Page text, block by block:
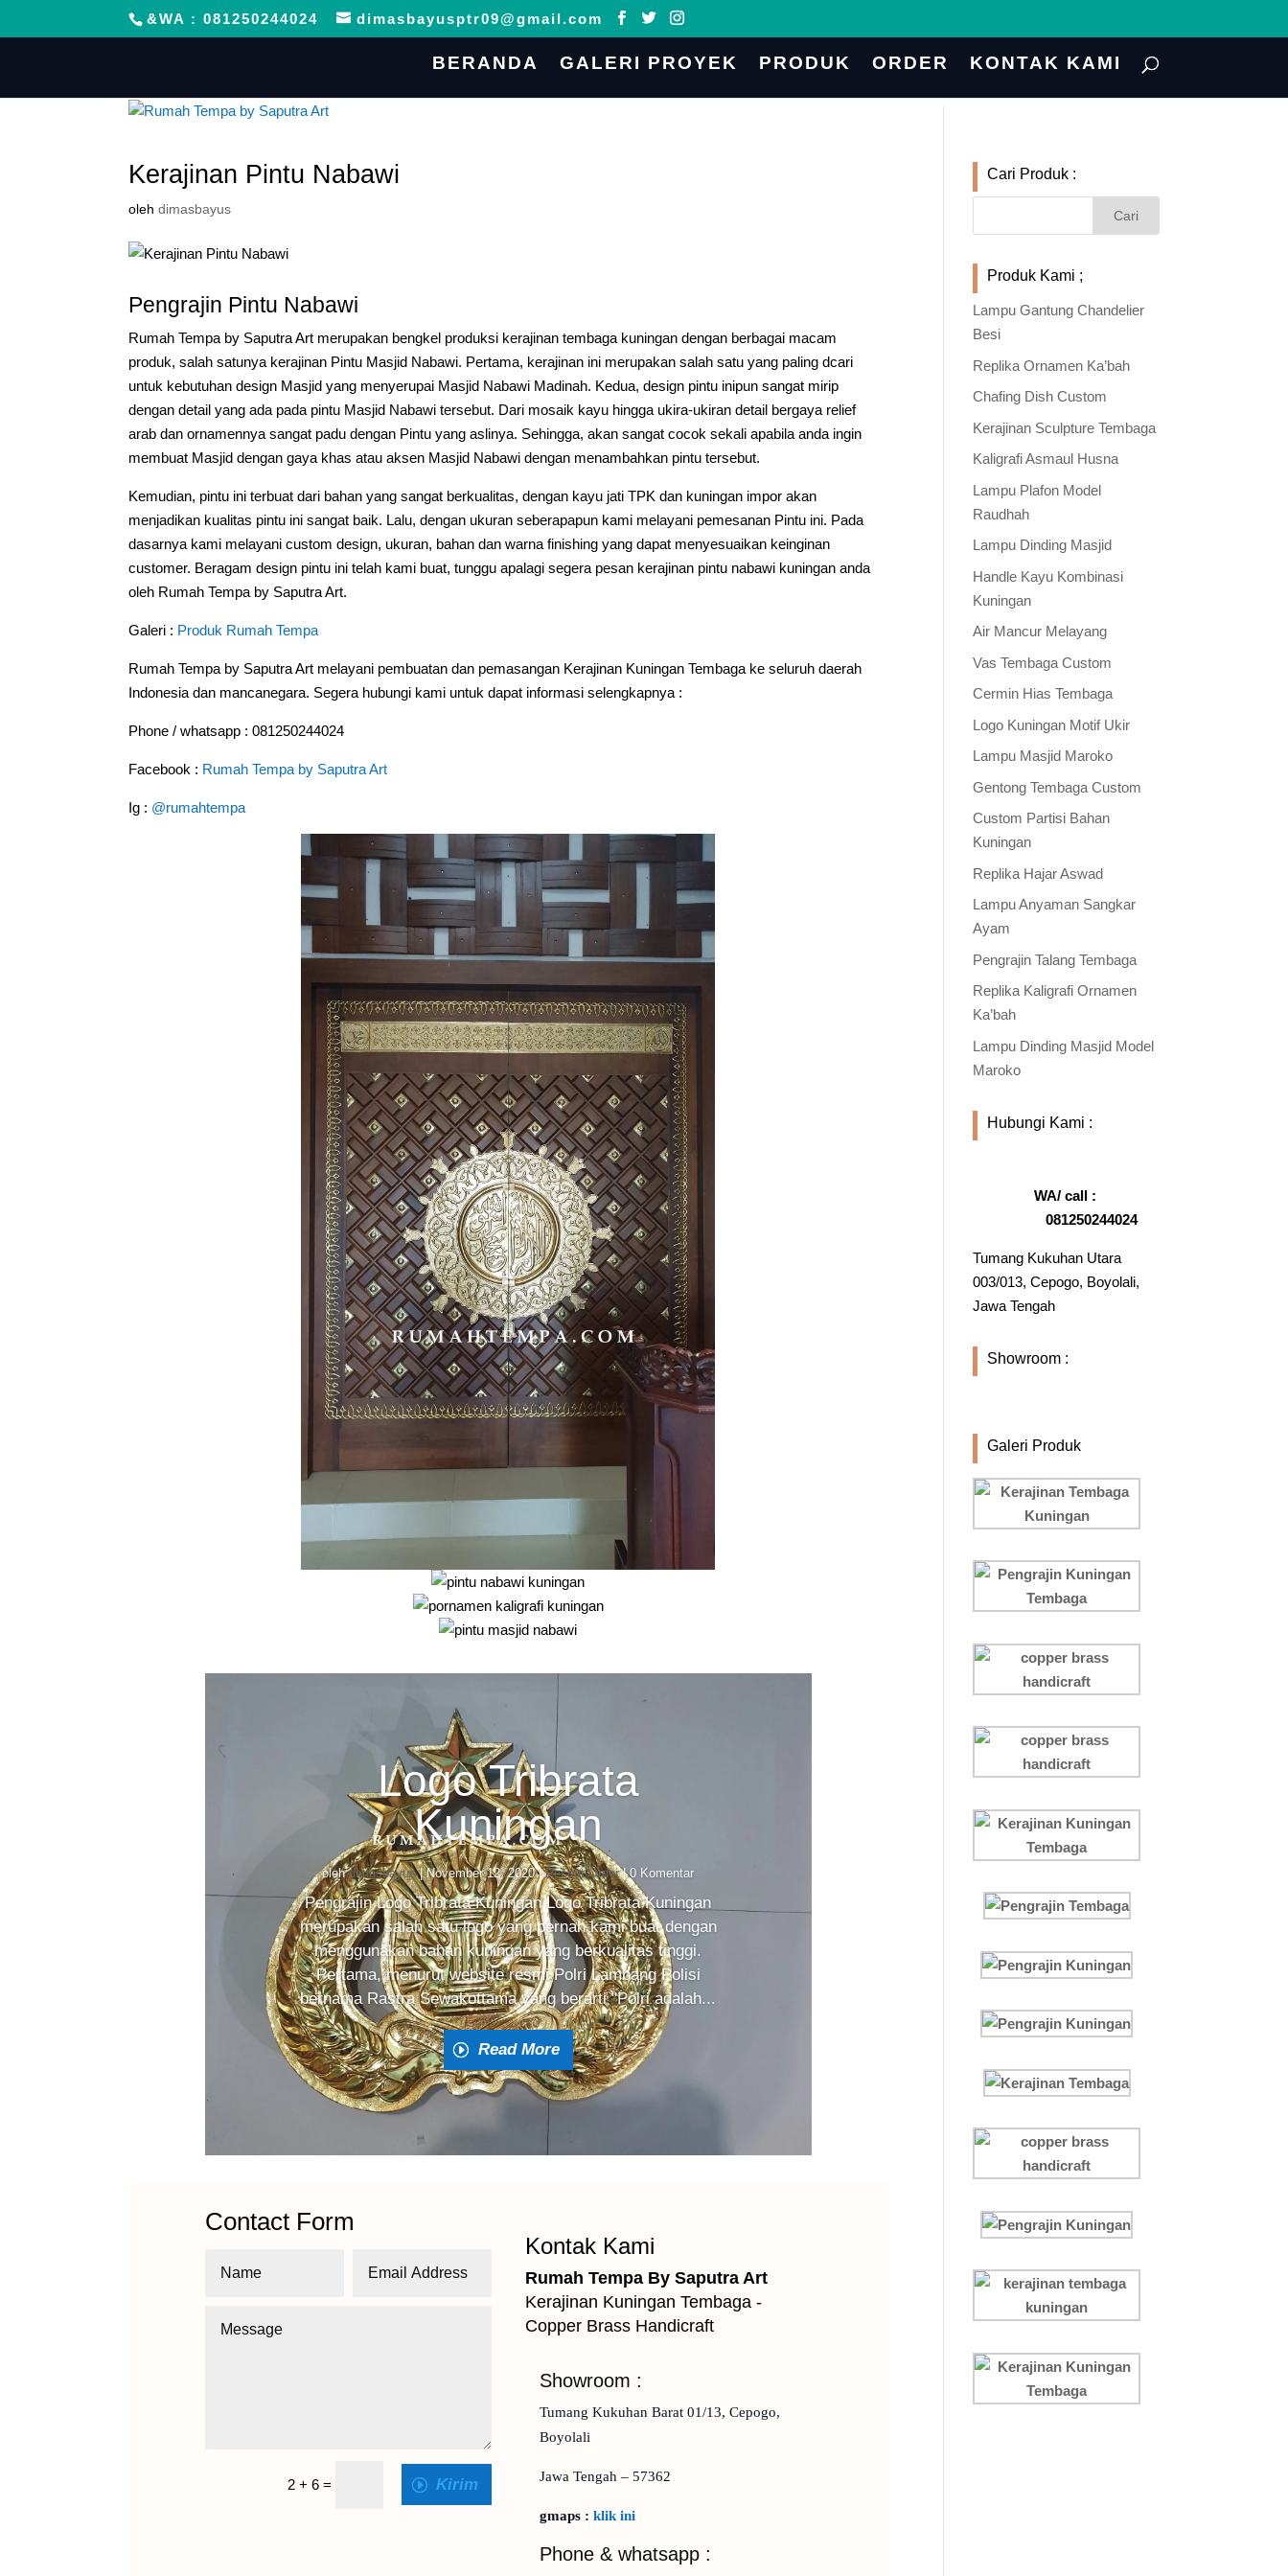
&WA : 081250244024 dimasbayusptr09@gmail.com
BERANDA GALERI PROYEK PRODUK ORDER KONTAK KAMI
Kerajinan Pintu Nabawi
olehdimasbayus
Pengrajin Pintu Nabawi
Rumah Tempa by Saputra Art merupakan bengkel produksi kerajinan tembaga kuningan dengan berbagai macam
produk, salah satunya kerajinan Pintu Masjid Nabawi. Pertama, kerajinan ini merupakan salah satu yang paling dcari
untuk kebutuhan design Masjid yang menyerupai Masjid Nabawi Madinah. Kedua, design pintu inipun sangat mirip
dengan detail yang ada pada pintu Masjid Nabawi tersebut. Dari mosaik kayu hingga ukira-ukiran detail bergaya relief
arab dan ornamennya sangat padu dengan Pintu yang aslinya. Sehingga, akan sangat cocok sekali apabila anda ingin
membuat Masjid dengan gaya khas atau aksen Masjid Nabawi dengan menambahkan pintu tersebut.
Kemudian, pintu ini terbuat dari bahan yang sangat berkualitas, dengan kayu jati TPK dan kuningan impor akan
menjadikan kualitas pintu ini sangat baik. Lalu, dengan ukuran seberapapun kami melayani pemesanan Pintu ini. Pada
dasarnya kami melayani custom design, ukuran, bahan dan warna finishing yang dapat menyesuaikan keinginan
customer. Beragam design pintu ini telah kami buat, tunggu apalagi segera pesan kerajinan pintu nabawi kuningan anda
oleh Rumah Tempa by Saputra Art.
Galeri : Produk Rumah Tempa
Rumah Tempa by Saputra Art melayani pembuatan dan pemasangan Kerajinan Kuningan Tembaga ke seluruh daerah
Indonesia dan mancanegara. Segera hubungi kami untuk dapat informasi selengkapnya :
Phone / whatsapp : 081250244024
Facebook : Rumah Tempa by Saputra Art
Ig : @rumahtempa
Logo Tribrata
Kuningan
olehdimasbayus|November 12, 2020|Recent Order| 0 Komentar
Pengrajin Logo Tribrata Kuningan Logo Tribrata Kuningan
merupakan salah satu logo yang pernah kami buat dengan
menggunakan bahan kuningan yang berkualitas tinggi.
Pertama, menurut website resmi Polri Lambang Polisi
bernama Rastra Sewakottama yang berarti "Polri adalah...
Read More
Contact Form
2 + 6= Kirim
Kontak Kami
Rumah Tempa By Saputra Art
Kerajinan Kuningan Tembaga -
Copper Brass Handicraft
Showroom :
Tumang Kukuhan Barat 01/13, Cepogo,
Boyolali
Jawa Tengah – 57362
gmaps : klik ini
Phone & whatsapp :
Cari Produk :
Produk Kami ;
Lampu Gantung Chandelier
Besi
Replika Ornamen Ka’bah
Chafing Dish Custom
Kerajinan Sculpture Tembaga
Kaligrafi Asmaul Husna
Lampu Plafon Model
Raudhah
Lampu Dinding Masjid
Handle Kayu Kombinasi
Kuningan
Air Mancur Melayang
Vas Tembaga Custom
Cermin Hias Tembaga
Logo Kuningan Motif Ukir
Lampu Masjid Maroko
Gentong Tembaga Custom
Custom Partisi Bahan
Kuningan
Replika Hajar Aswad
Lampu Anyaman Sangkar
Ayam
Pengrajin Talang Tembaga
Replika Kaligrafi Ornamen
Ka’bah
Lampu Dinding Masjid Model
Maroko
Hubungi Kami :
WA/ call :
081250244024
Tumang Kukuhan Utara
003/013, Cepogo, Boyolali,
Jawa Tengah
Showroom :
Galeri Produk